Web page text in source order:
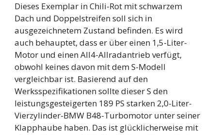
Dieses Exemplar in Chili-Rot mit schwarzem
Dach und Doppelstreifen soll sich in
ausgezeichnetem Zustand befinden. Es wird
auch behauptet, dass er über einen 1,5-Liter-
Motor und einen All4-Allradantrieb verfügt,
obwohl keines davon mit dem S-Modell
vergleichbar ist. Basierend auf den
Werksspezifikationen sollte dieser S den
leistungsgesteigerten 189 PS starken 2,0-Liter-
Vierzylinder-BMW B48-Turbomotor unter seiner
Klapphaube haben. Das ist glücklicherweise mit